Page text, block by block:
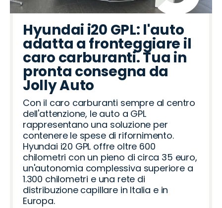
Hyundai i20 GPL: l'auto
adatta a fronteggiare il
caro carburanti. Tua in
pronta consegna da
Jolly Auto
Con il caro carburanti sempre al centro
dell'attenzione, le auto a GPL
rappresentano una soluzione per
contenere le spese di rifornimento.
Hyundai i20 GPL offre oltre 600
chilometri con un pieno di circa 35 euro,
un'autonomia complessiva superiore a
1.300 chilometri e una rete di
distribuzione capillare in Italia e in
Europa.